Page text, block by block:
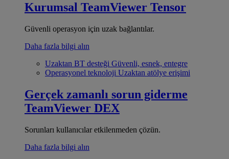
Kurumsal TeamViewer Tensor
Güvenli operasyon için uzak bağlantılar.
Daha fazla bilgi alın
Uzaktan BT desteği Güvenli, esnek, entegre
Operasyonel teknoloji Uzaktan atölye erişimi
Gerçek zamanlı sorun giderme
TeamViewer DEX
Sorunları kullanıcılar etkilenmeden çözün.
Daha fazla bilgi alın